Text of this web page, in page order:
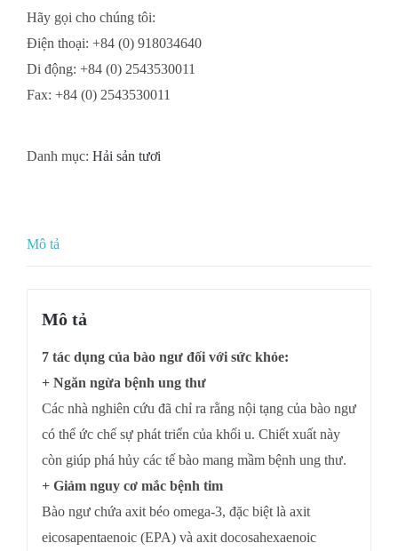
Hãy gọi cho chúng tôi:
Điện thoại: +84 (0) 918034640
Di động: +84 (0) 2543530011
Fax: +84 (0) 2543530011
Danh mục: Hải sản tươi
Mô tả
Mô tả
7 tác dụng của bào ngư đối với sức khỏe:
+ Ngăn ngừa bệnh ung thư
Các nhà nghiên cứu đã chỉ ra rằng nội tạng của bào ngư
có thể ức chế sự phát triển của khối u. Chiết xuất này
còn giúp phá hủy các tế bào mang mầm bệnh ung thư.
+ Giảm nguy cơ mắc bệnh tim
Bào ngư chứa axit béo omega-3, đặc biệt là axit
eicosapentaenoic (EPA) và axit docosahexaenoic